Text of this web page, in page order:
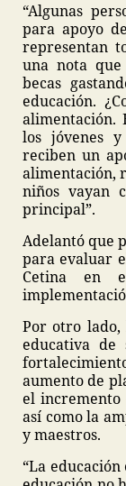
“Algunas
para apoyo
representan
una nota
becas
educación.
alimentación.
los jóvenes
reciben un
alimentación,
niños vayan
principal”.
Adelantó que
para evaluar
Cetina en
Por otro
educativa de
aumento de
el incremento
así como la
y maestros.
“La